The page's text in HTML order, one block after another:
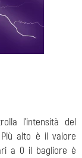
l'intensità del
alto è il valore
a 0 il bagliore è